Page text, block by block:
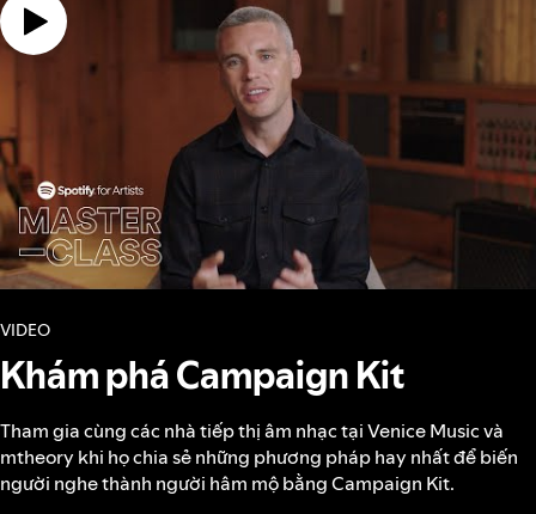
VIDEO
Khám phá Campaign Kit
Tham gia cùng các nhà tiếp thị âm nhạc tại Venice Music và
mtheory khi họ chia sẻ những phương pháp hay nhất để biến
người nghe thành người hâm mộ bằng Campaign Kit.